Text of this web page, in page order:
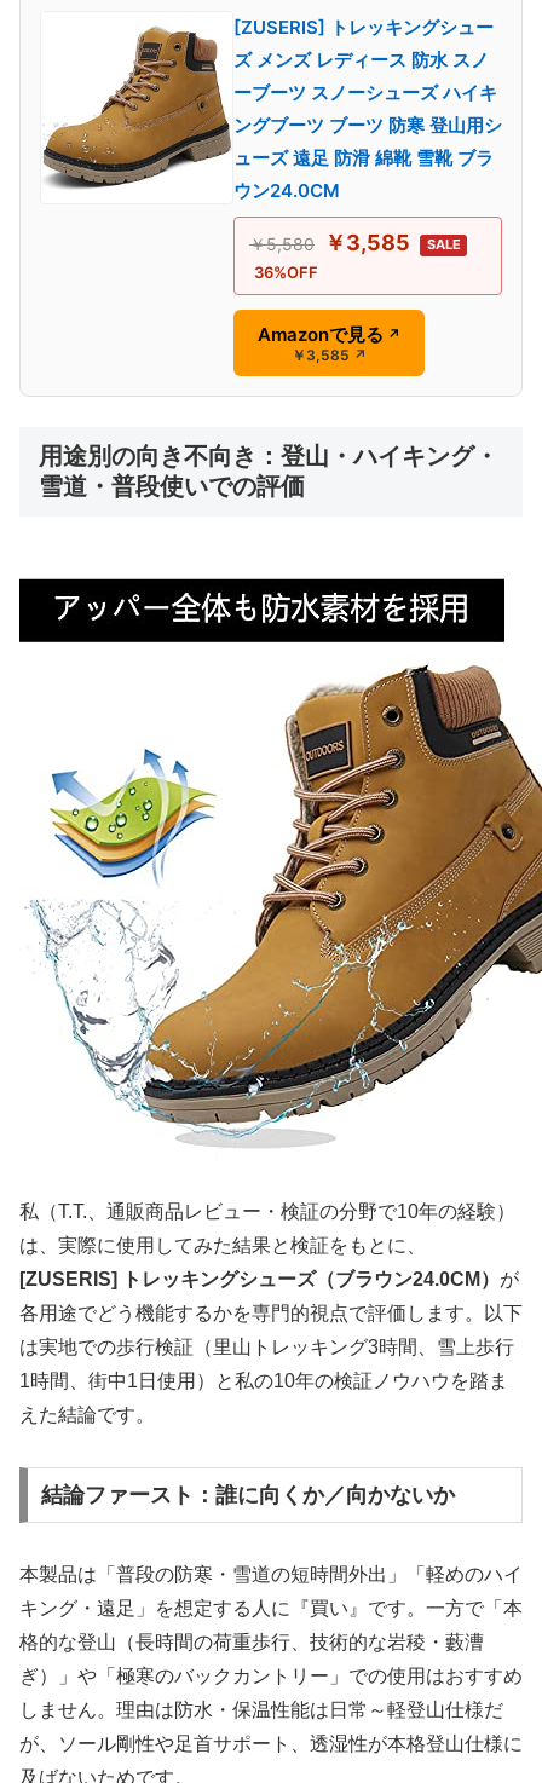
[ZUSERIS] トレッキングシュー
ズ メンズ レディース 防水 スノ
ーブーツ スノーシューズ ハイキ
ングブーツ ブーツ 防寒 登山用シ
ューズ 遠足 防滑 綿靴 雪靴 ブラ
ウン24.0CM
￥5,580 ￥3,585 SALE
36%OFF
Amazonで見る ↗
￥3,585 ↗
用途別の向き不向き：登山・ハイキング・
雪道・普段使いでの評価
私（T.T.、通販商品レビュー・検証の分野で10年の経験）
は、実際に使用してみた結果と検証をもとに、
[ZUSERIS] トレッキングシューズ（ブラウン24.0CM） が
各用途でどう機能するかを専門的視点で評価します。以下
は実地での歩行検証（里山トレッキング3時間、雪上歩行
1時間、街中1日使用）と私の10年の検証ノウハウを踏ま
えた結論です。
結論ファースト：誰に向くか／向かないか
本製品は「普段の防寒・雪道の短時間外出」「軽めのハイ
キング・遠足」を想定する人に『買い』です。一方で「本
格的な登山（長時間の荷重歩行、技術的な岩稜・藪漕
ぎ）」や「極寒のバックカントリー」での使用はおすすめ
しません。理由は防水・保温性能は日常～軽登山仕様だ
が、ソール剛性や足首サポート、透湿性が本格登山仕様に
及ばないためです。